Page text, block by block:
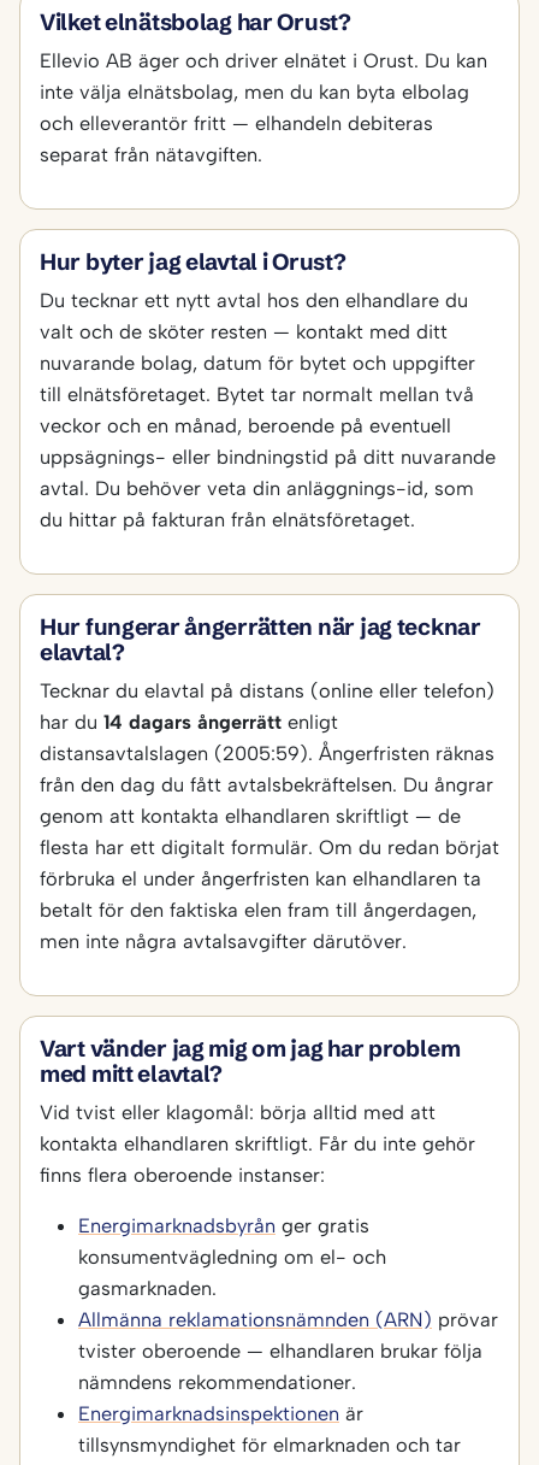
Vilket elnätsbolag har Orust?
Ellevio AB äger och driver elnätet i Orust. Du kan
inte välja elnätsbolag, men du kan byta elbolag
och elleverantör fritt — elhandeln debiteras
separat från nätavgiften.
Hur byter jag elavtal i Orust?
Du tecknar ett nytt avtal hos den elhandlare du
valt och de sköter resten — kontakt med ditt
nuvarande bolag, datum för bytet och uppgifter
till elnätsföretaget. Bytet tar normalt mellan två
veckor och en månad, beroende på eventuell
uppsägnings- eller bindningstid på ditt nuvarande
avtal. Du behöver veta din anläggnings-id, som
du hittar på fakturan från elnätsföretaget.
Hur fungerar ångerrätten när jag tecknar
elavtal?
Tecknar du elavtal på distans (online eller telefon)
har du 14 dagars ångerrätt enligt
distansavtalslagen (2005:59). Ångerfristen räknas
från den dag du fått avtalsbekräftelsen. Du ångrar
genom att kontakta elhandlaren skriftligt — de
flesta har ett digitalt formulär. Om du redan börjat
förbruka el under ångerfristen kan elhandlaren ta
betalt för den faktiska elen fram till ångerdagen,
men inte några avtalsavgifter därutöver.
Vart vänder jag mig om jag har problem
med mitt elavtal?
Vid tvist eller klagomål: börja alltid med att
kontakta elhandlaren skriftligt. Får du inte gehör
finns flera oberoende instanser:
Energimarknadsbyrån ger gratis
konsumentvägledning om el- och
gasmarknaden.
Allmänna reklamationsnämnden (ARN) prövar
tvister oberoende — elhandlaren brukar följa
nämndens rekommendationer.
Energimarknadsinspektionen är
tillsynsmyndighet för elmarknaden och tar